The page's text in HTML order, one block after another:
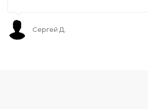
Сергей Д.